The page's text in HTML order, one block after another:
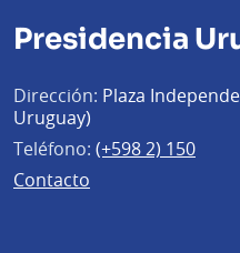
Presidencia
Dirección: Plaza
Uruguay)
Teléfono: (+598 2) 150
Contacto